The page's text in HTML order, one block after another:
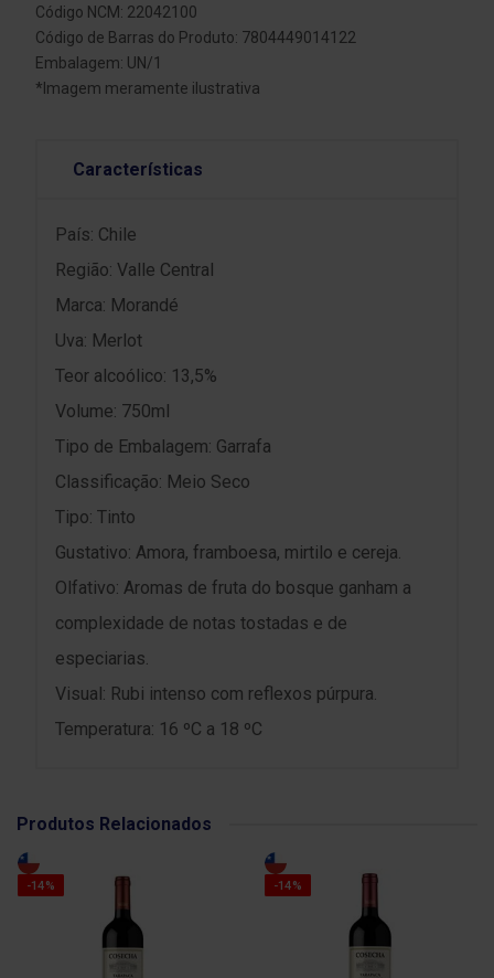
Código NCM: 22042100
Código de Barras do Produto: 7804449014122
Embalagem: UN/1
*Imagem meramente ilustrativa
Características
País: Chile
Região: Valle Central
Marca: Morandé
Uva: Merlot
Teor alcoólico: 13,5%
Volume: 750ml
Tipo de Embalagem: Garrafa
Classificação: Meio Seco
Tipo: Tinto
Gustativo: Amora, framboesa, mirtilo e cereja.
Olfativo: Aromas de fruta do bosque ganham a
complexidade de notas tostadas e de
especiarias.
Visual: Rubi intenso com reflexos púrpura.
Temperatura: 16 ºC a 18 ºC
Produtos Relacionados
-14% -14%